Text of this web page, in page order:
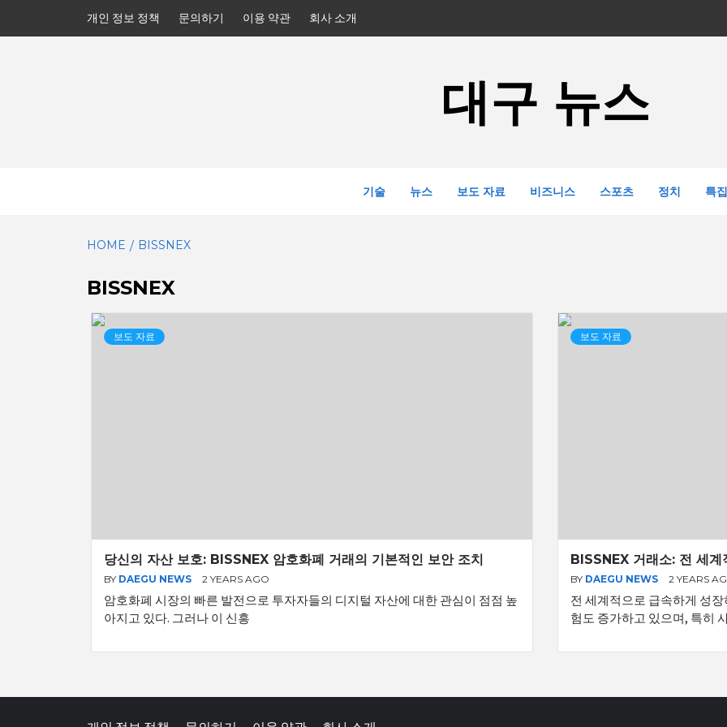
개인 정보 정책 문의하기 이용 약관 회사 소개
대구 뉴스
기술 뉴스 보도 자료 비즈니스 스포츠 정치 특집
HOME BISSNEX
BISSNEX
보도 자료
당신의 자산 보호: BISSNEX 암호화폐 거래의 기본적인 보안 조치
BY DAEGU NEWS 2 YEARS AGO
암호화폐 시장의 빠른 발전으로 투자자들의 디지털 자산에 대한 관심이 점점 높
아지고 있다. 그러나 이 신흥
보도 자료
BISSNEX 거래소: 전 세
BY DAEGU NEWS 2 YEARS
전 세계적으로 급속하게 성
험도 증가하고 있으며, 특히